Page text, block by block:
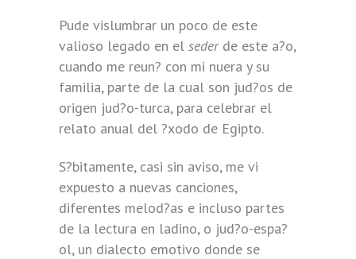
Pude vislumbrar un poco de este
valioso legado en el seder de este a?o,
cuando me reun? con mi nuera y su
familia, parte de la cual son jud?os de
origen jud?o-turca, para celebrar el
relato anual del ?xodo de Egipto.
S?bitamente, casi sin aviso, me vi
expuesto a nuevas canciones,
diferentes melod?as e incluso partes
de la lectura en ladino, o jud?o-espa?
ol, un dialecto emotivo donde se